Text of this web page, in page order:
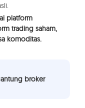
platform
trading saham,
komoditas.
broker